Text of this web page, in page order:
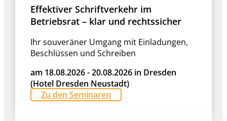
Effektiver Schriftverkehr im
Betriebsrat – klar und rechtssicher
Ihr souveräner Umgang mit Einladungen,
Beschlüssen und Schreiben
am 18.08.2026 - 20.08.2026 in Dresden
(Hotel Dresden Neustadt)
Zu den Seminaren